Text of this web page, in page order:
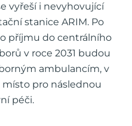
vyřeší i nevyhovující
stanice ARIM. Po
příjmu do centrálního
v roce 2031 budou
ambulancím, v
pro následnou
péči.